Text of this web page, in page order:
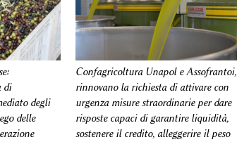
di
degli
delle
Confagricoltura Unapol e Assofrantoi,
rinnovano la richiesta di attivare con
urgenza misure straordinarie per dare
risposte capaci di garantire liquidità,
sostenere il credito, alleggerire il peso